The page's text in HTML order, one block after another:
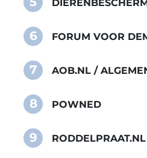
6 FORUM VOOR
7 AOB.NL /
8 POWNED
9 RODDELPRAAT.NL